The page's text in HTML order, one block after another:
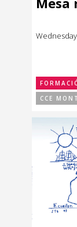
Sin categoría
CCE